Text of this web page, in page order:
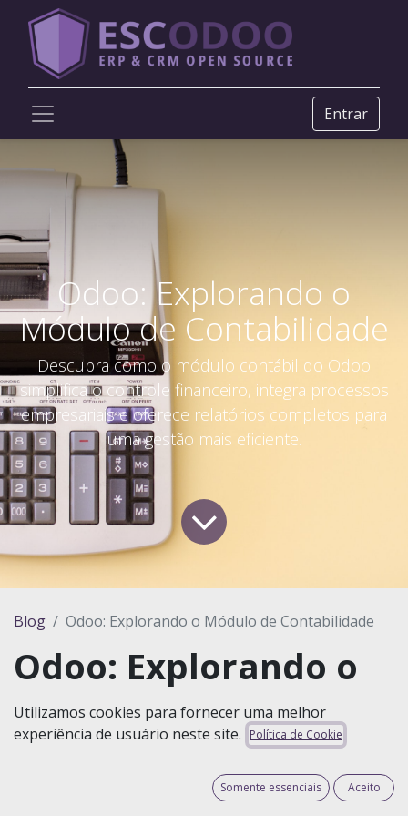
Entrar
Odoo: Explorando o
Módulo de Contabilidade
Descubra como o módulo contábil do Odoo
simplifica o controle financeiro, integra processos
empresariais e oferece relatórios completos para
uma gestão mais eficiente.
Blog Odoo: Explorando o Módulo de Contabilidade
Odoo: Explorando o
Módulo de
Contabilidade
Utilizamos cookies para fornecer uma melhor
experiência de usuário neste site.
Política de Cookie
Somente essenciais Aceito